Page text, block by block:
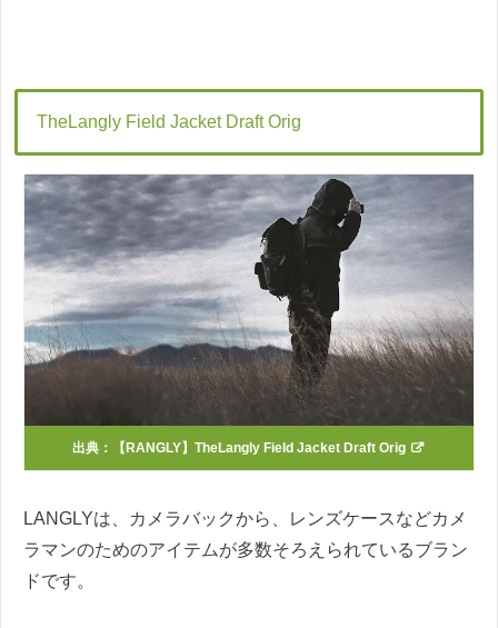
TheLangly Field Jacket Draft Orig
出典： 【RANGLY】TheLangly Field Jacket Draft Orig
LANGLYは、カメラバックから、レンズケースなどカメ
ラマンのためのアイテムが多数そろえられているブラン
ドです。